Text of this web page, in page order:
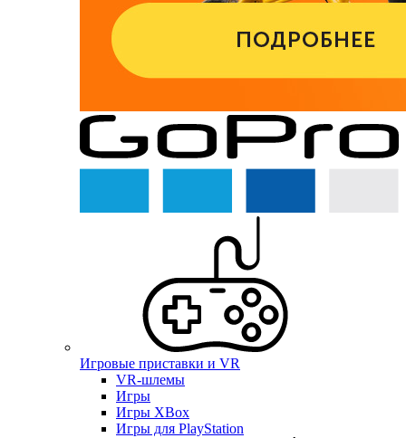
Игровые приставки и VR
VR-шлемы
Игры
Игры XBox
Игры для PlayStation